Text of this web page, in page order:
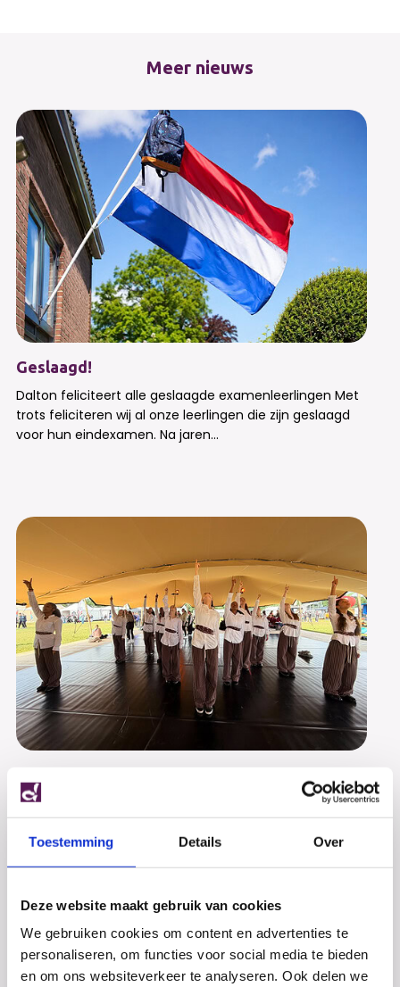
Toestemming Details Over
Deze website maakt gebruik van cookies
We gebruiken cookies om content en advertenties te
personaliseren, om functies voor social media te bieden
en om ons websiteverkeer te analyseren. Ook delen we
Meer nieuws
Geslaagd!
Dalton feliciteert alle geslaagde examenleerlingen Met
trots feliciteren wij al onze leerlingen die zijn geslaagd
voor hun eindexamen. Na jaren...
Vrijdag 5 juni was een dag om nooit te vergeten! Met
maar liefst twee Streetdance teams reisden we met
het Stedelijk Dalton College Alkmaar af naar...